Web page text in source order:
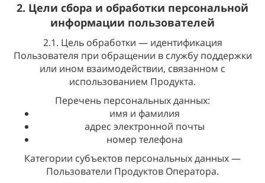
2. Цели сбора и обработки персональной
информации пользователей
2.1. Цель обработки — идентификация
Пользователя при обращении в службу поддержки
или ином взаимодействии, связанном с
использованием Продукта.
Перечень персональных данных:
имя и фамилия
адрес электронной почты
номер телефона
Категории субъектов персональных данных —
Пользователи Продуктов Оператора.